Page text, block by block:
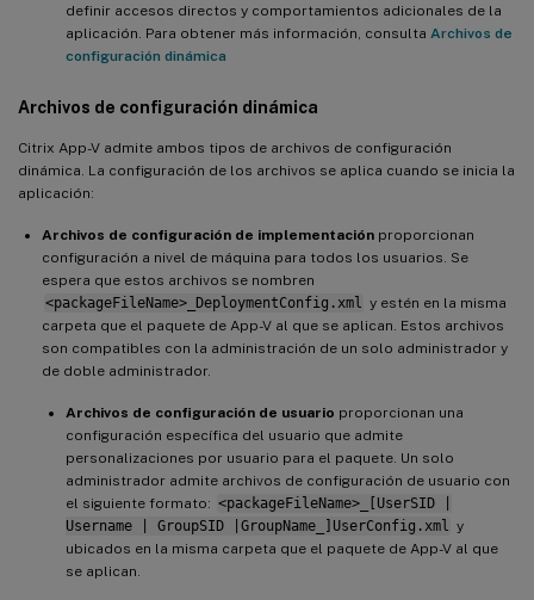
definir accesos directos y comportamientos adicionales de la
aplicación. Para obtener más información, consulta Archivos de
configuración dinámica
Archivos de configuración dinámica
Citrix App-V admite ambos tipos de archivos de configuración
dinámica. La configuración de los archivos se aplica cuando se inicia la
aplicación:
Archivos de configuración de implementación proporcionan
configuración a nivel de máquina para todos los usuarios. Se
espera que estos archivos se nombren
<packageFileName>_DeploymentConfig.xml
y estén en la misma
carpeta que el paquete de App-V al que se aplican. Estos archivos
son compatibles con la administración de un solo administrador y
de doble administrador.
Archivos de configuración de usuario proporcionan una
configuración específica del usuario que admite
personalizaciones por usuario para el paquete. Un solo
administrador admite archivos de configuración de usuario con
el siguiente formato: <packageFileName>_[UserSID |
Username | GroupSID |GroupName_]UserConfig.xml
y
ubicados en la misma carpeta que el paquete de App-V al que
se aplican.